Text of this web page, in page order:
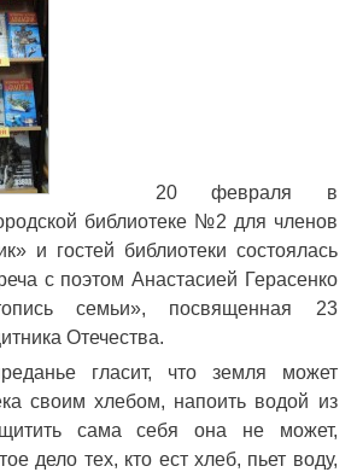
20 февраля в
библиотеке №2 для членов
и гостей библиотеки состоялась
с поэтом Анастасией Герасенко
семьи», посвященная 23
Отечества.
гласит, что земля может
своим хлебом, напоить водой из
сама себя она не может,
дело тех, кто ест хлеб, пьет воду,